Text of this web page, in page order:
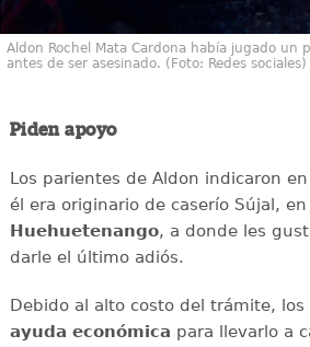
Aldon Rochel Mata Cardona había jugado un
antes de ser asesinado. (Foto: Redes sociales)
Piden apoyo
Los parientes de Aldon indicaron
él era originario de caserío Sújal,
Huehuetenango, a donde les
darle el último adiós.
Debido al alto costo del trámite, los
ayuda económica para llevarlo a